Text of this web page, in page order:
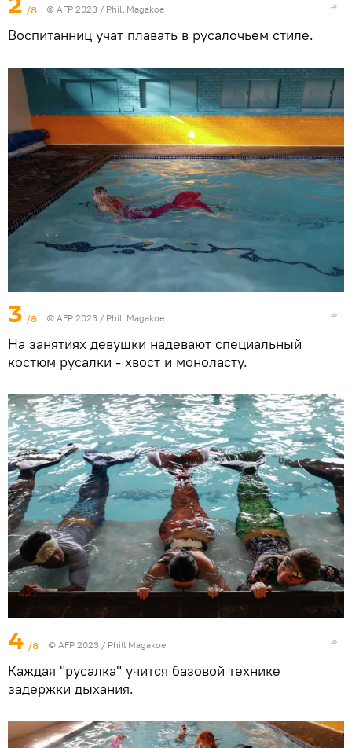
/8 © AFP 2023 / Phill Magakoe
Воспитанниц учат плавать в русалочьем стиле.
3 /8 © AFP 2023 / Phill Magakoe
На занятиях девушки надевают специальный
костюм русалки - хвост и моноласту.
4 /8 © AFP 2023 / Phill Magakoe
Каждая "русалка" учится базовой технике
задержки дыхания.